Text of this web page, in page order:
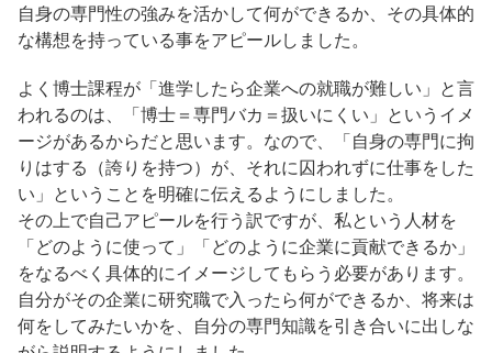
自身の専門性の強みを活かして何ができるか、その具体的
な構想を持っている事をアピールしました。
よく博士課程が「進学したら企業への就職が難しい」と言
われるのは、「博士＝専門バカ＝扱いにくい」というイメ
ージがあるからだと思います。なので、「自身の専門に拘
りはする（誇りを持つ）が、それに囚われずに仕事をした
い」ということを明確に伝えるようにしました。
その上で自己アピールを行う訳ですが、私という人材を
「どのように使って」「どのように企業に貢献できるか」
をなるべく具体的にイメージしてもらう必要があります。
自分がその企業に研究職で入ったら何ができるか、将来は
何をしてみたいかを、自分の専門知識を引き合いに出しな